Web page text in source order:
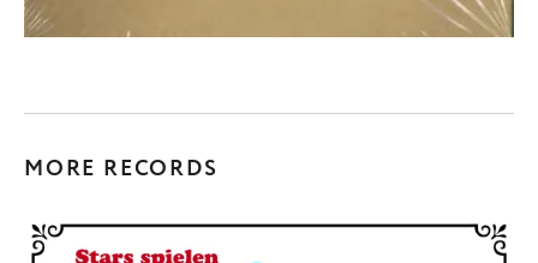
MORE RECORDS